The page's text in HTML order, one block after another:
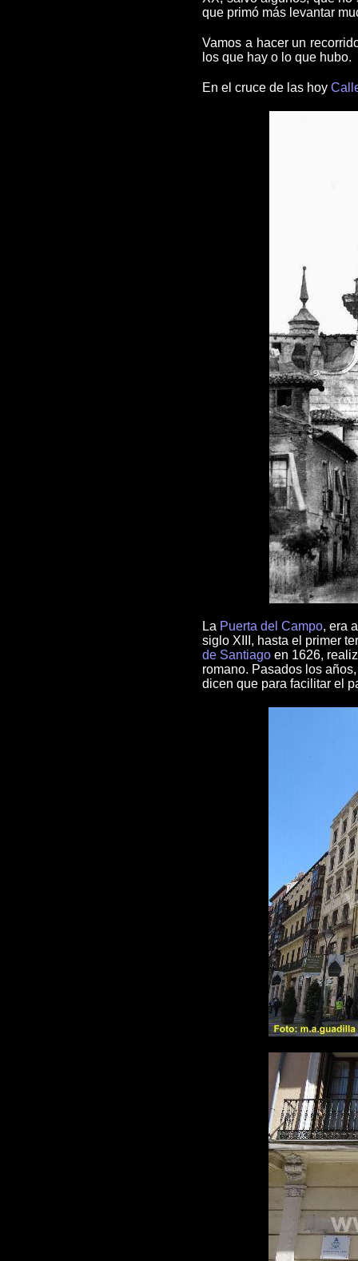
que primó más levantar
Vamos a hacer un
los que hay o lo que hubo.
En el cruce de las hoy
La Puerta del Campo, era
siglo XIII, hasta el primer
de Santiago en 1626,
romano. Pasados los
dicen que para facilitar el